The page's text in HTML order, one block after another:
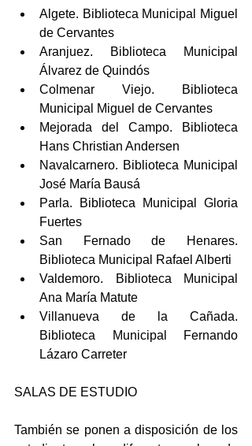
Algete. Biblioteca Municipal Miguel
de Cervantes
Aranjuez. Biblioteca Municipal
Álvarez de Quindós
Colmenar Viejo. Biblioteca
Municipal Miguel de Cervantes
Mejorada del Campo. Biblioteca
Hans Christian Andersen
Navalcarnero. Biblioteca Municipal
José María Bausá
Parla. Biblioteca Municipal Gloria
Fuertes
San Fernado de Henares.
Biblioteca Municipal Rafael Alberti
Valdemoro. Biblioteca Municipal
Ana María Matute
Villanueva de la Cañada.
Biblioteca Municipal Fernando
Lázaro Carreter
SALAS DE ESTUDIO
También se ponen a disposición de los